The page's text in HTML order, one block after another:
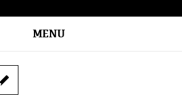
MENU